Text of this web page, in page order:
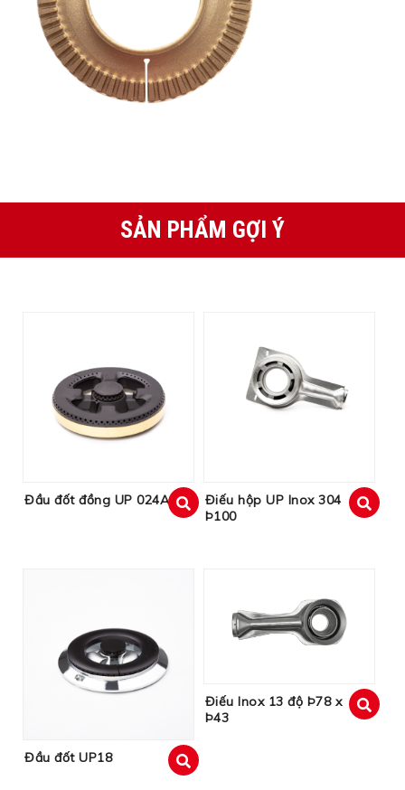
SẢN PHẨM GỢI Ý
Đầu đốt đồng UP 024A
Điếu hộp UP Inox 304
Þ100
Đầu đốt UP18
Điếu Inox 13 độ Þ78 x
Þ43